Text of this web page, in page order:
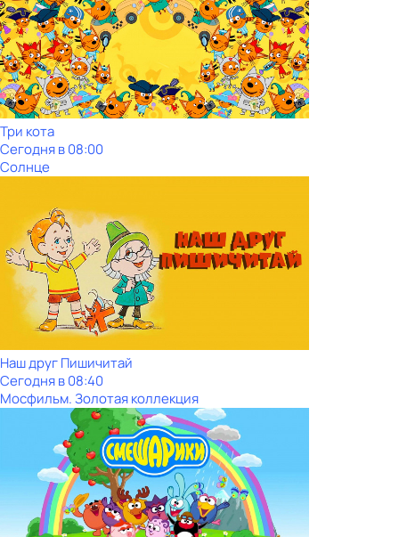
Три кота
Сегодня в 08:00
Солнце
Наш друг Пишичитай
Сегодня в 08:40
Мосфильм. Золотая коллекция